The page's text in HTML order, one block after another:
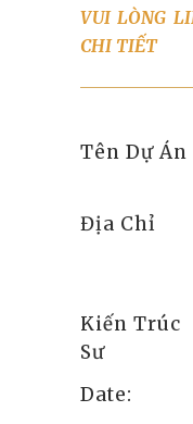
VUI LÒNG
CHI TIẾT
Tên Dự Án
Địa Chỉ
Kiến Trúc
Sư
Date: